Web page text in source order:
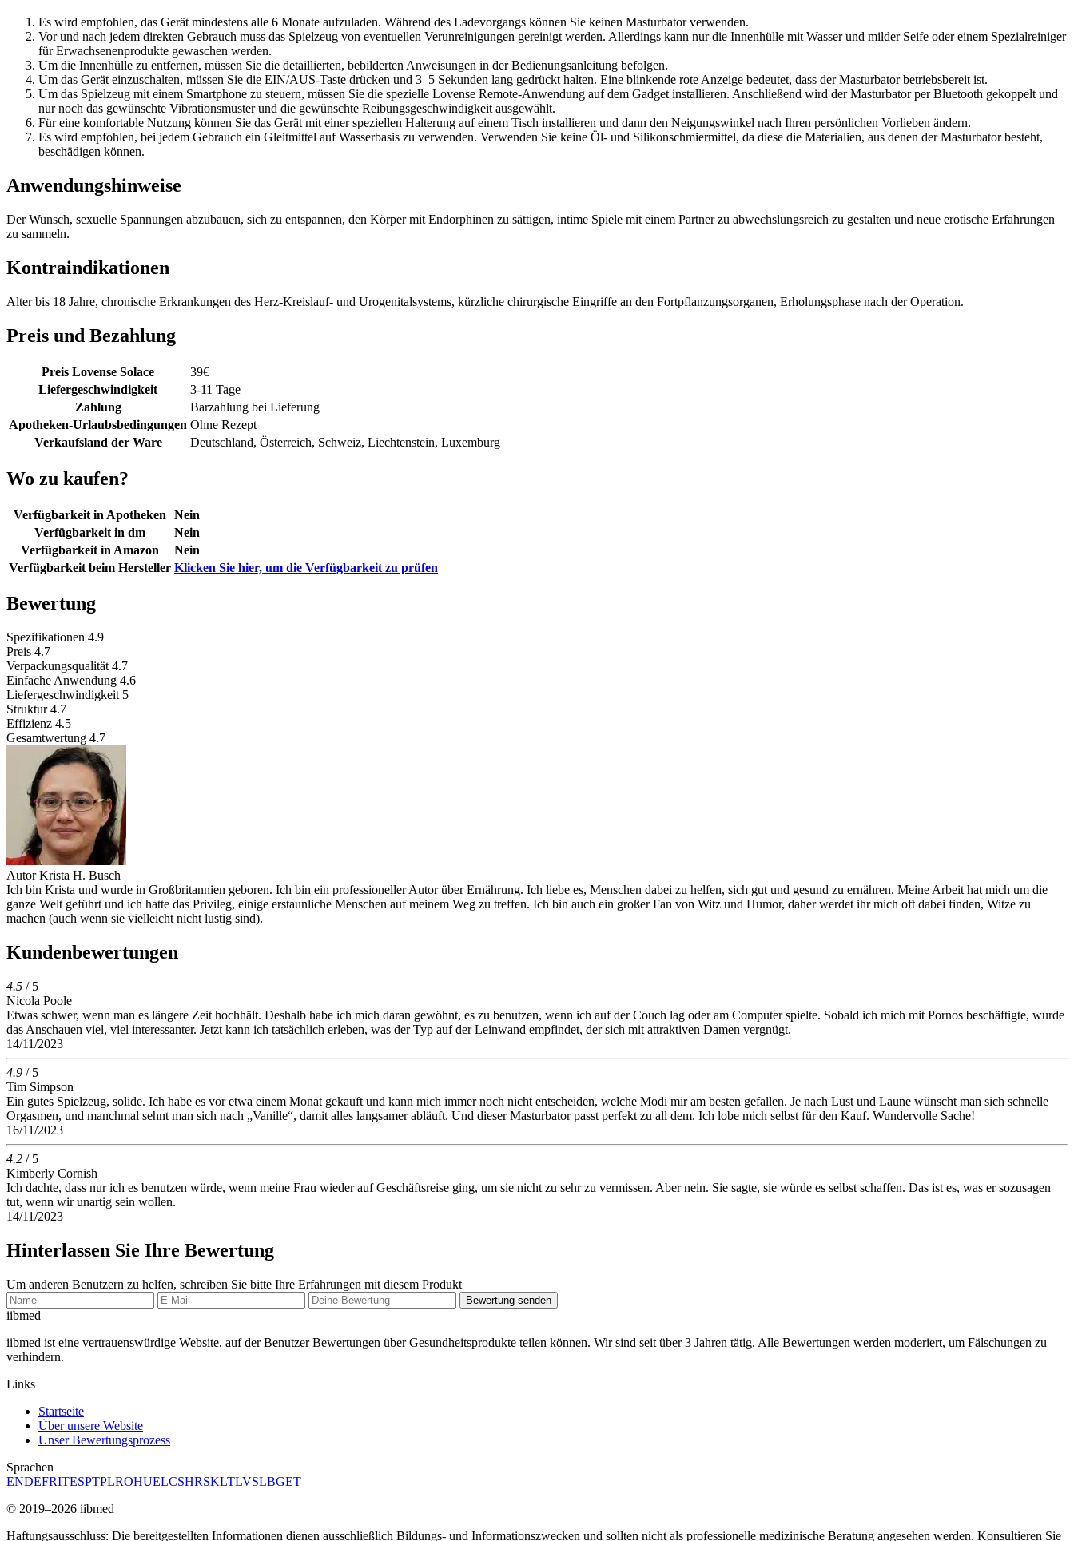
Es wird empfohlen, das Gerät mindestens alle 6 Monate aufzuladen. Während des Ladevorgangs können Sie keinen Masturbator verwenden.
Vor und nach jedem direkten Gebrauch muss das Spielzeug von eventuellen Verunreinigungen gereinigt werden. Allerdings kann nur die Innenhülle mit Wasser und milder Seife oder einem Spezialreiniger
für Erwachsenenprodukte gewaschen werden.
Um die Innenhülle zu entfernen, müssen Sie die detaillierten, bebilderten Anweisungen in der Bedienungsanleitung befolgen.
Um das Gerät einzuschalten, müssen Sie die EIN/AUS-Taste drücken und 3–5 Sekunden lang gedrückt halten. Eine blinkende rote Anzeige bedeutet, dass der Masturbator betriebsbereit ist.
Um das Spielzeug mit einem Smartphone zu steuern, müssen Sie die spezielle Lovense Remote-Anwendung auf dem Gadget installieren. Anschließend wird der Masturbator per Bluetooth gekoppelt und
nur noch das gewünschte Vibrationsmuster und die gewünschte Reibungsgeschwindigkeit ausgewählt.
Für eine komfortable Nutzung können Sie das Gerät mit einer speziellen Halterung auf einem Tisch installieren und dann den Neigungswinkel nach Ihren persönlichen Vorlieben ändern.
Es wird empfohlen, bei jedem Gebrauch ein Gleitmittel auf Wasserbasis zu verwenden. Verwenden Sie keine Öl- und Silikonschmiermittel, da diese die Materialien, aus denen der Masturbator besteht,
beschädigen können.
Anwendungshinweise
Der Wunsch, sexuelle Spannungen abzubauen, sich zu entspannen, den Körper mit Endorphinen zu sättigen, intime Spiele mit einem Partner zu abwechslungsreich zu gestalten und neue erotische Erfahrungen
zu sammeln.
Kontraindikationen
Alter bis 18 Jahre, chronische Erkrankungen des Herz-Kreislauf- und Urogenitalsystems, kürzliche chirurgische Eingriffe an den Fortpflanzungsorganen, Erholungsphase nach der Operation.
Preis und Bezahlung
Preis Lovense Solace 39€
Liefergeschwindigkeit
3-11 Tage
Zahlung
Barzahlung bei Lieferung
Apotheken-Urlaubsbedingungen Ohne Rezept
Verkaufsland der Ware
Deutschland, Österreich, Schweiz, Liechtenstein, Luxemburg
Wo zu kaufen?
Verfügbarkeit in Apotheken
Nein
Verfügbarkeit in dm
Nein
Verfügbarkeit in Amazon
Nein
Verfügbarkeit beim Hersteller Klicken Sie hier, um die Verfügbarkeit zu prüfen
Bewertung
Spezifikationen 4.9
Preis 4.7
Verpackungsqualität 4.7
Einfache Anwendung 4.6
Liefergeschwindigkeit 5
Struktur 4.7
Effizienz 4.5
Gesamtwertung 4.7
Autor Krista H. Busch
Ich bin Krista und wurde in Großbritannien geboren. Ich bin ein professioneller Autor über Ernährung. Ich liebe es, Menschen dabei zu helfen, sich gut und gesund zu ernähren. Meine Arbeit hat mich um die
ganze Welt geführt und ich hatte das Privileg, einige erstaunliche Menschen auf meinem Weg zu treffen. Ich bin auch ein großer Fan von Witz und Humor, daher werdet ihr mich oft dabei finden, Witze zu
machen (auch wenn sie vielleicht nicht lustig sind).
Kundenbewertungen
4.5 / 5
Nicola Poole
Etwas schwer, wenn man es längere Zeit hochhält. Deshalb habe ich mich daran gewöhnt, es zu benutzen, wenn ich auf der Couch lag oder am Computer spielte. Sobald ich mich mit Pornos beschäftigte, wurde
das Anschauen viel, viel interessanter. Jetzt kann ich tatsächlich erleben, was der Typ auf der Leinwand empfindet, der sich mit attraktiven Damen vergnügt.
14/11/2023
4.9 / 5
Tim Simpson
Ein gutes Spielzeug, solide. Ich habe es vor etwa einem Monat gekauft und kann mich immer noch nicht entscheiden, welche Modi mir am besten gefallen. Je nach Lust und Laune wünscht man sich schnelle
Orgasmen, und manchmal sehnt man sich nach „Vanille“, damit alles langsamer abläuft. Und dieser Masturbator passt perfekt zu all dem. Ich lobe mich selbst für den Kauf. Wundervolle Sache!
16/11/2023
4.2 / 5
Kimberly Cornish
Ich dachte, dass nur ich es benutzen würde, wenn meine Frau wieder auf Geschäftsreise ging, um sie nicht zu sehr zu vermissen. Aber nein. Sie sagte, sie würde es selbst schaffen. Das ist es, was er sozusagen
tut, wenn wir unartig sein wollen.
14/11/2023
Hinterlassen Sie Ihre Bewertung
Um anderen Benutzern zu helfen, schreiben Sie bitte Ihre Erfahrungen mit diesem Produkt
Bewertung senden
iibmed
iibmed ist eine vertrauenswürdige Website, auf der Benutzer Bewertungen über Gesundheitsprodukte teilen können. Wir sind seit über 3 Jahren tätig. Alle Bewertungen werden moderiert, um Fälschungen zu
verhindern.
Links
Startseite
Über unsere Website
Unser Bewertungsprozess
Sprachen
ENDEFRITESPTPLROHUELCSHRSKLTLVSLBGET
© 2019–2026 iibmed
Haftungsausschluss: Die bereitgestellten Informationen dienen ausschließlich Bildungs- und Informationszwecken und sollten nicht als professionelle medizinische Beratung angesehen werden. Konsultieren Sie